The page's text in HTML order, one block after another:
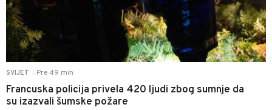
SVIJET Pre 49 min
Francuska policija privela 420 ljudi zbog sumnje da
su izazvali šumske požare